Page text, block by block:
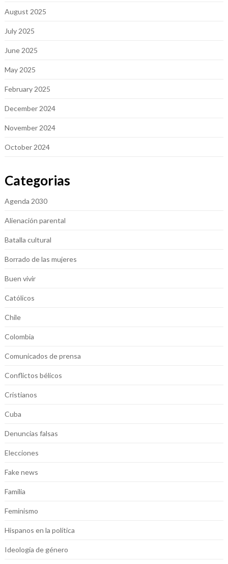
August 2025
July 2025
June 2025
May 2025
February 2025
December 2024
November 2024
October 2024
Categorias
Agenda 2030
Alienación parental
Batalla cultural
Borrado de las mujeres
Buen vivir
Católicos
Chile
Colombia
Comunicados de prensa
Conflictos bélicos
Cristianos
Cuba
Denuncias falsas
Elecciones
Fake news
Familia
Feminismo
Hispanos en la política
Ideología de género